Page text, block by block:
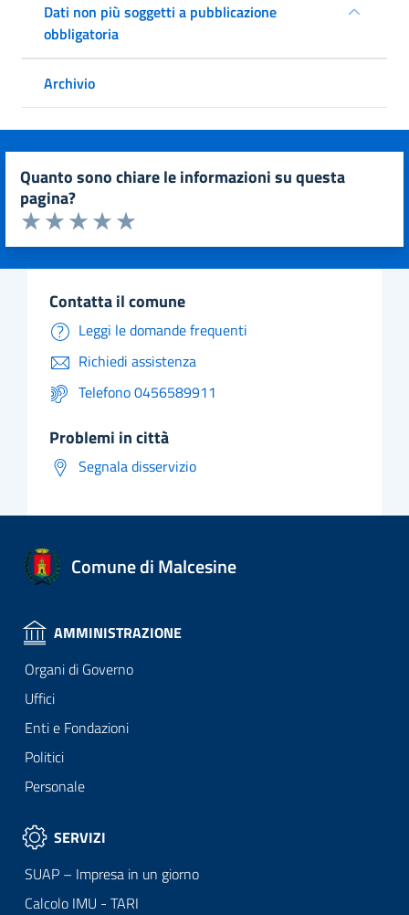
Dati non più soggetti a pubblicazione
obbligatoria
Archivio
quanto sono chiare le informazioni su questa
pagina?
Valuta da 1 a 5 stelle la pagina
Valuta 5 stelle su 5
Valuta 4 stelle su 5
Valuta 3 stelle su 5
Valuta 2 stelle su 5
Valuta 1 stelle su 5
contatta il comune
Leggi le domande frequenti
Richiedi assistenza
Telefono 0456589911
problemi in città
Segnala disservizio
Comune di Malcesine
AMMINISTRAZIONE
Organi di Governo
Uffici
Enti e Fondazioni
Politici
Personale
SERVIZI
SUAP – Impresa in un giorno
Calcolo IMU - TARI